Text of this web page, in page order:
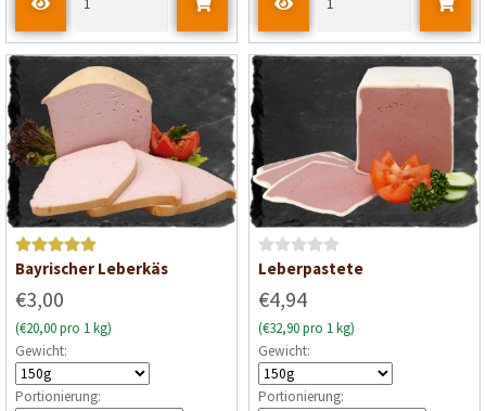
v
o
n
5
Bewertet mit
Bayrischer Leberkäs
€3,00
(€20,00 pro 1 kg)
Gewicht:
Portionierung:
B
w
e
r
e
Leberpastete
€4,94
(€32,90 pro 1 kg)
Gewicht:
Portionierung: